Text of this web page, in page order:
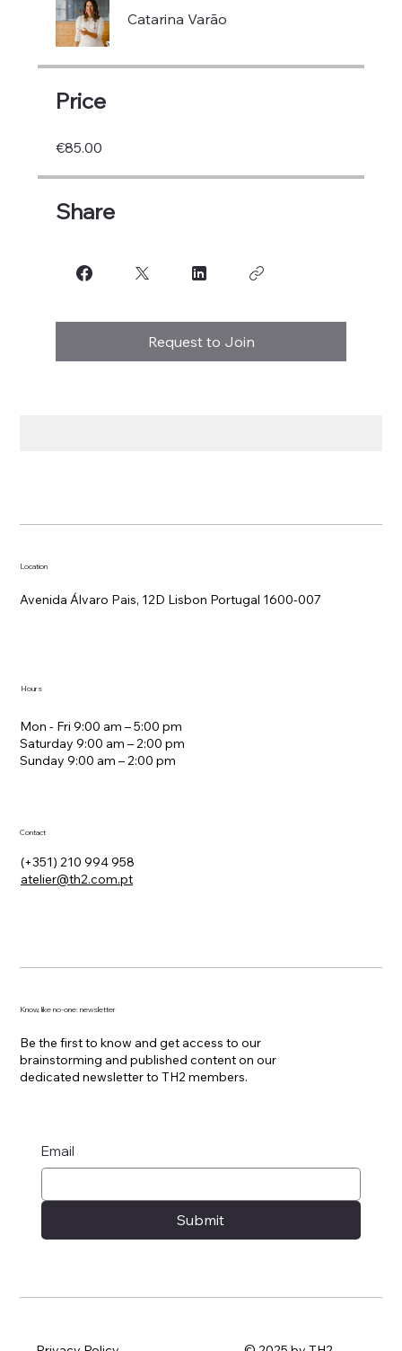
Catarina Varão
Price
€85.00
Share
Request to Join
Location
Avenida Álvaro Pais, 12D Lisbon Portugal 1600-007
Hours
Mon - Fri 9:00 am – 5:00 pm
Saturday 9:00 am – 2:00 pm
​Sunday 9:00 am – 2:00 pm
Contact
(+351) 210 994 958
atelier@th2.com.pt
Know, like no-one: newsletter
Be the first to know and get access to our
brainstorming and published content on our
dedicated newsletter to TH2 members.
Email
Submit